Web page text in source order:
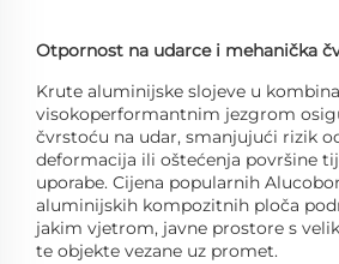
Otpornost na udarce i mehanička
Krute aluminijske slojeve u
visokoperformantnim jezgrom
čvrstoću na udar, smanjujući rizik
deformacija ili oštećenja površine
uporabe. Cijena popularnih
aluminijskih kompozitnih ploča
jakim vjetrom, javne prostore s
te objekte vezane uz promet.